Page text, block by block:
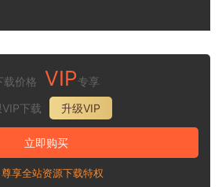
载价格 VIP专享
VIP下载
升级VIP
立即购买
享全站资源下载特权